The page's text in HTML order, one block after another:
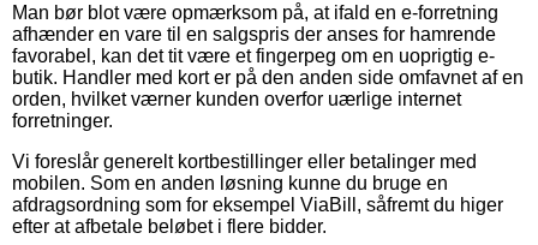
Man bør blot være opmærksom på, at ifald en e-forretning
afhænder en vare til en salgspris der anses for hamrende
favorabel, kan det tit være et fingerpeg om en uoprigtig e-
butik. Handler med kort er på den anden side omfavnet af en
orden, hvilket værner kunden overfor uærlige internet
forretninger.
Vi foreslår generelt kortbestillinger eller betalinger med
mobilen. Som en anden løsning kunne du bruge en
afdragsordning som for eksempel ViaBill, såfremt du higer
efter at afbetale beløbet i flere bidder.